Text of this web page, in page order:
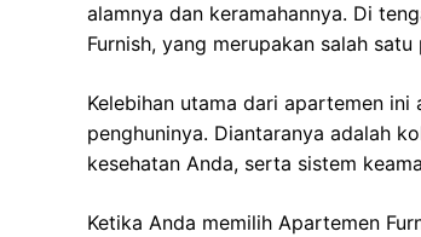
alamnya dan keramahannya. Di
Furnish, yang merupakan salah
Kelebihan utama dari apartemen
penghuninya. Diantaranya adalah
kesehatan Anda, serta sistem
Ketika Anda memilih Apartemen